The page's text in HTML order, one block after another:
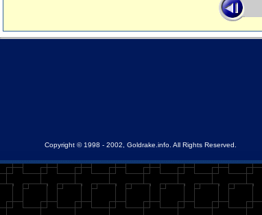
Copyright © 1998 - 2002, Goldrake.info. All Rights Reserved.